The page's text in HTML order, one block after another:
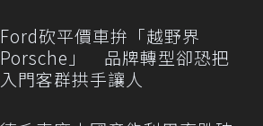
Ford砍平價車拚「越野界
Porsche」 品牌轉型卻恐把
入門客群拱手讓人